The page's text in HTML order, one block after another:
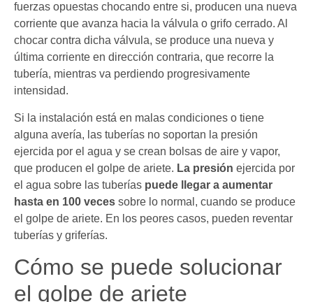
fuerzas opuestas chocando entre si, producen una nueva
corriente que avanza hacia la válvula o grifo cerrado. Al
chocar contra dicha válvula, se produce una nueva y
última corriente en dirección contraria, que recorre la
tubería, mientras va perdiendo progresivamente
intensidad.
Si la instalación está en malas condiciones o tiene
alguna avería, las tuberías no soportan la presión
ejercida por el agua y se crean bolsas de aire y vapor,
que producen el golpe de ariete. La presión ejercida por
el agua sobre las tuberías puede llegar a aumentar
hasta en 100 veces sobre lo normal, cuando se produce
el golpe de ariete. En los peores casos, pueden reventar
tuberías y griferías.
Cómo se puede solucionar
el golpe de ariete